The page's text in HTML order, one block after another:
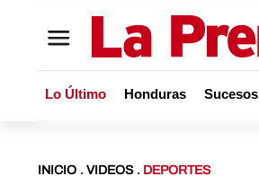
Lo Último Honduras Sucesos
INICIO . VIDEOS . DEPORTES